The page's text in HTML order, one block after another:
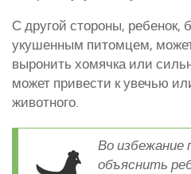
С другой стороны, ребенок,
укушенным питомцем,
выронить хомячка или
может привести к увечью
животного.
Во избежание
объяснить